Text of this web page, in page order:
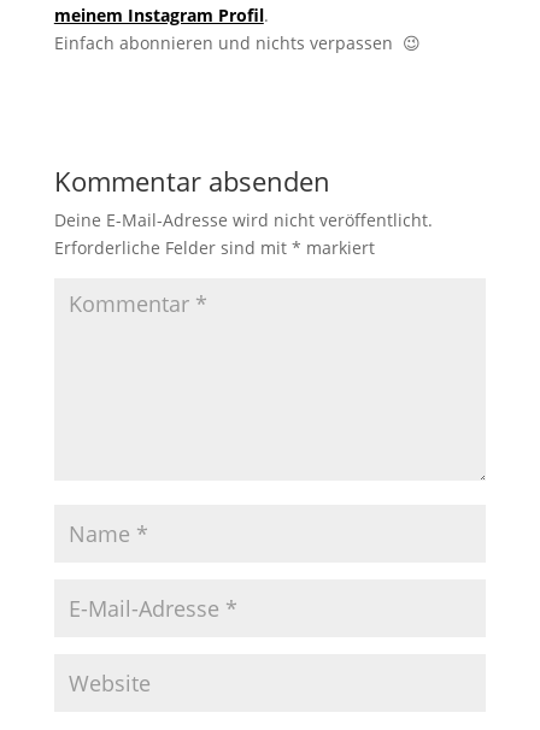
meinem Instagram Profil.
Einfach abonnieren und nichts verpassen 😉
Kommentar absenden
Deine E-Mail-Adresse wird nicht veröffentlicht.
Erforderliche Felder sind mit * markiert